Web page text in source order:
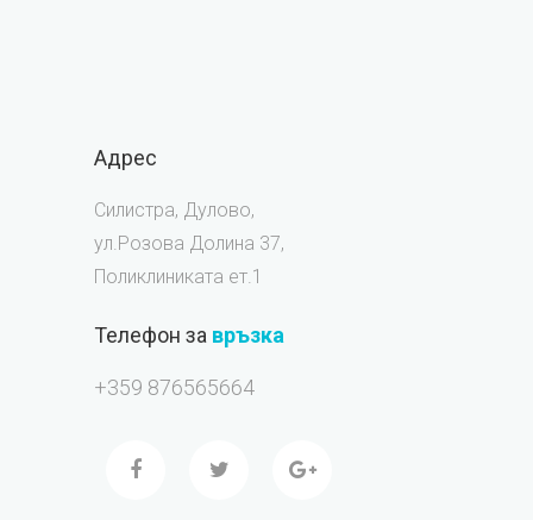
Адрес
Силистра, Дулово,
ул.Розова Долина 37,
Поликлиниката ет.1
Телефон за връзка
+359 876565664